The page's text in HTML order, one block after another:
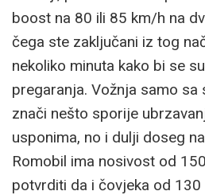
boost na 80 ili 85 km/h na
čega ste zaključani iz tog
nekoliko minuta kako bi se
pregaranja. Vožnja samo
znači nešto sporije
usponima, no i dulji doseg
Romobil ima nosivost od
potvrditi da i čovjeka od 130